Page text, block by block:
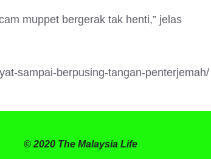
muppet bergerak tak henti,” jelas
sampai-berpusing-tangan-penterjemah/
© 2020 The Malaysia Life